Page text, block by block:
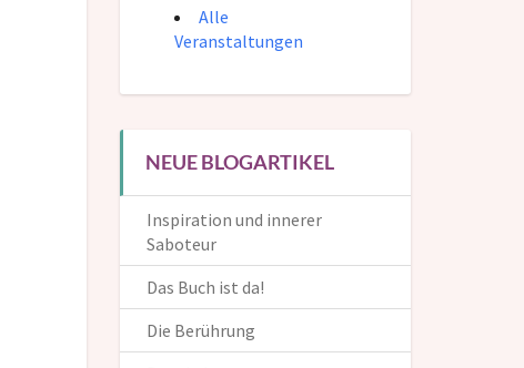
Alle
Veranstaltungen
NEUE BLOGARTIKEL
Inspiration und innerer
Saboteur
Das Buch ist da!
Die Berührung